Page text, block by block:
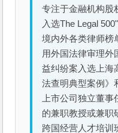
专注于金融机构股
入选The Legal
境内外各类律师榜
用外国法律审理外
益纠纷案入选上海
法查明典型案例》
上市公司独立董
的兼职教授或兼职
跨国经营人才培训